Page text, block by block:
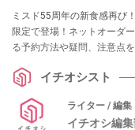
ミスド55周年の新食感再び
限定で登場！ネットオーダ
る予約方法や疑問、注意点を
イチオシスト
ライター / 編集
イチオシ編